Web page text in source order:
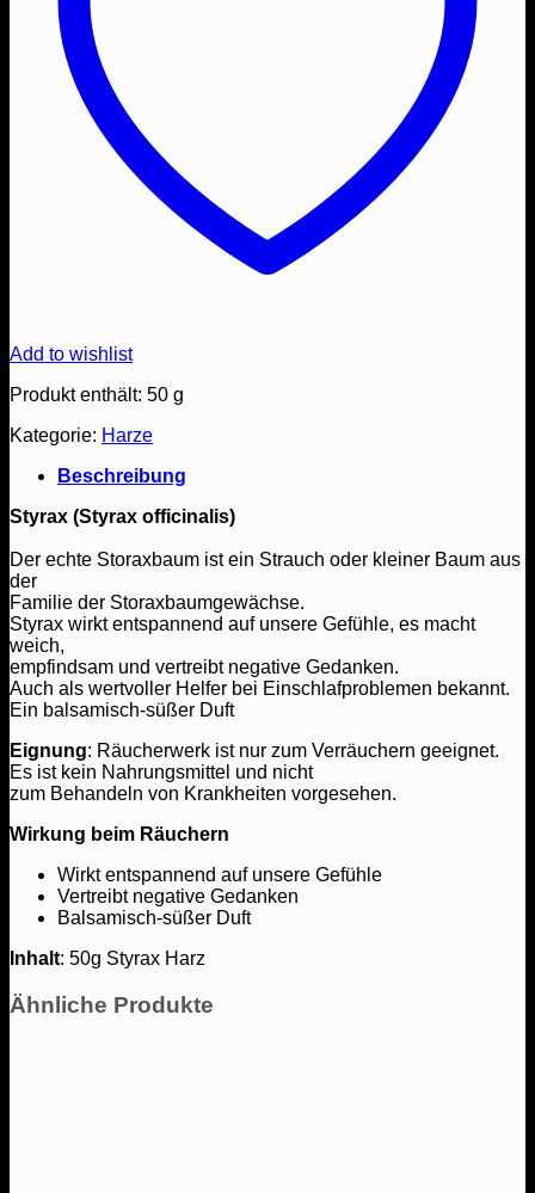
Add to wishlist
Produkt enthält: 50 g
Kategorie: Harze
Beschreibung
Styrax (Styrax officinalis)
Der echte Storaxbaum ist ein Strauch oder kleiner Baum aus
der
Familie der Storaxbaumgewächse.
Styrax wirkt entspannend auf unsere Gefühle, es macht
weich,
empfindsam und vertreibt negative Gedanken.
Auch als wertvoller Helfer bei Einschlafproblemen bekannt.
Ein balsamisch-süßer Duft
Eignung: Räucherwerk ist nur zum Verräuchern geeignet.
Es ist kein Nahrungsmittel und nicht
zum Behandeln von Krankheiten vorgesehen.
Wirkung beim Räuchern
Wirkt entspannend auf unsere Gefühle
Vertreibt negative Gedanken
Balsamisch-süßer Duft
Inhalt: 50g Styrax Harz
Ähnliche Produkte